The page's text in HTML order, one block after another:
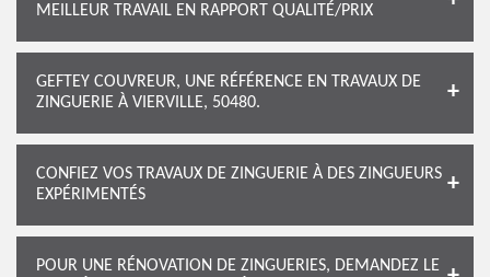
MEILLEUR TRAVAIL EN RAPPORT QUALITÉ/PRIX
GEFTEY COUVREUR, UNE RÉFÉRENCE EN TRAVAUX DE
ZINGUERIE À VIERVILLE, 50480.
CONFIEZ VOS TRAVAUX DE ZINGUERIE À DES ZINGUEURS
EXPÉRIMENTÉS
POUR UNE RÉNOVATION DE ZINGUERIES, DEMANDEZ LE